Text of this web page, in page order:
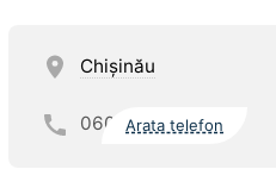
Chişinău
060 Arata telefon